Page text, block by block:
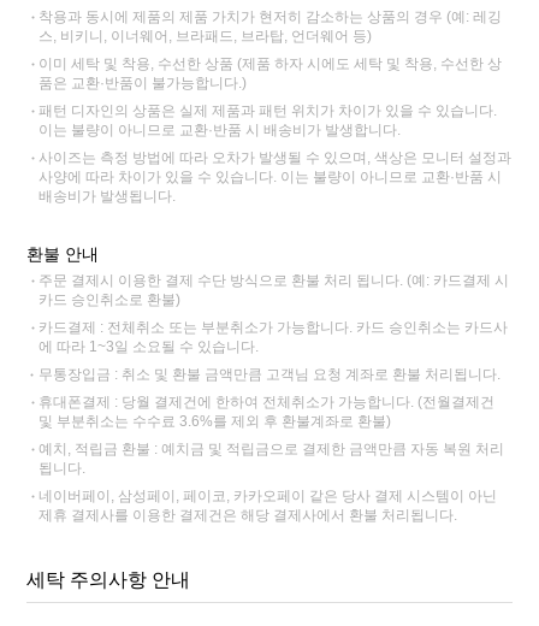
착용과 동시에 제품의 제품 가치가 현저히 감소하는 상품의 경우 (예: 레깅
스, 비키니, 이너웨어, 브라패드, 브라탑, 언더웨어 등)
이미 세탁 및 착용, 수선한 상품 (제품 하자 시에도 세탁 및 착용, 수선한 상
품은 교환·반품이 불가능합니다.)
패턴 디자인의 상품은 실제 제품과 패턴 위치가 차이가 있을 수 있습니다.
이는 불량이 아니므로 교환·반품 시 배송비가 발생합니다.
사이즈는 측정 방법에 따라 오차가 발생될 수 있으며, 색상은 모니터 설정과
사양에 따라 차이가 있을 수 있습니다. 이는 불량이 아니므로 교환·반품 시
배송비가 발생됩니다.
환불 안내
주문 결제시 이용한 결제 수단 방식으로 환불 처리 됩니다. (예: 카드결제 시
카드 승인취소로 환불)
카드결제 : 전체취소 또는 부분취소가 가능합니다. 카드 승인취소는 카드사
에 따라 1~3일 소요될 수 있습니다.
무통장입금 : 취소 및 환불 금액만큼 고객님 요청 계좌로 환불 처리됩니다.
휴대폰결제 : 당월 결제건에 한하여 전체취소가 가능합니다. (전월결제건
및 부분취소는 수수료 3.6%를 제외 후 환불계좌로 환불)
예치, 적립금 환불 : 예치금 및 적립금으로 결제한 금액만큼 자동 복원 처리
됩니다.
네이버페이, 삼성페이, 페이코, 카카오페이 같은 당사 결제 시스템이 아닌
제휴 결제사를 이용한 결제건은 해당 결제사에서 환불 처리됩니다.
세탁 주의사항 안내